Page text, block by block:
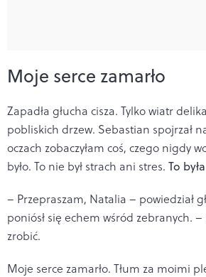
Moje serce zamarło
Zapadła głucha cisza. Tylko wiatr
pobliskich drzew. Sebastian spojrzał
oczach zobaczyłam coś, czego nigdy
było. To nie był strach ani stres. To
– Przepraszam, Natalia – powiedział
poniósł się echem wśród zebranych.
zrobić.
Moje serce zamarło. Tłum za moimi